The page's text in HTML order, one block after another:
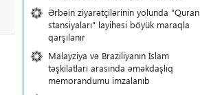
Ərbəin ziyarətçilərinin yolunda "Quran
stansiyaları" layihəsi böyük maraqla
qarşılanır
Malayziya və Braziliyanın İslam
təşkilatları arasında əməkdaşlıq
memorandumu imzalanıb